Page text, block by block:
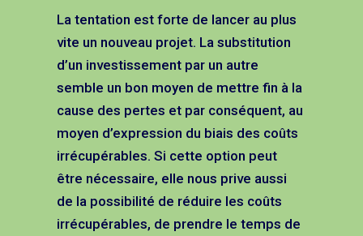
La tentation est forte de lancer au plus
vite un nouveau projet. La substitution
d’un investissement par un autre
semble un bon moyen de mettre fin à la
cause des pertes et par conséquent, au
moyen d’expression du biais des coûts
irrécupérables. Si cette option peut
être nécessaire, elle nous prive aussi
de la possibilité de réduire les coûts
irrécupérables, de prendre le temps de